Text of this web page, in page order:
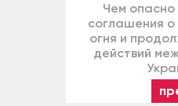
Чем опасно
соглашения
огня и
действий